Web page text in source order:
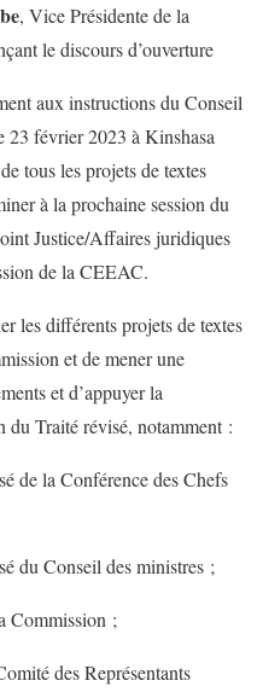
, Vice Présidente de la
le discours d’ouverture
aux instructions du Conseil
23 février 2023 à Kinshasa
tous les projets de textes
à la prochaine session du
Justice/Affaires juridiques
de la CEEAC.
les différents projets de textes
et de mener une
et d’appuyer la
du Traité révisé, notamment :
la Conférence des Chefs
Conseil des ministres ;
;
des Représentants